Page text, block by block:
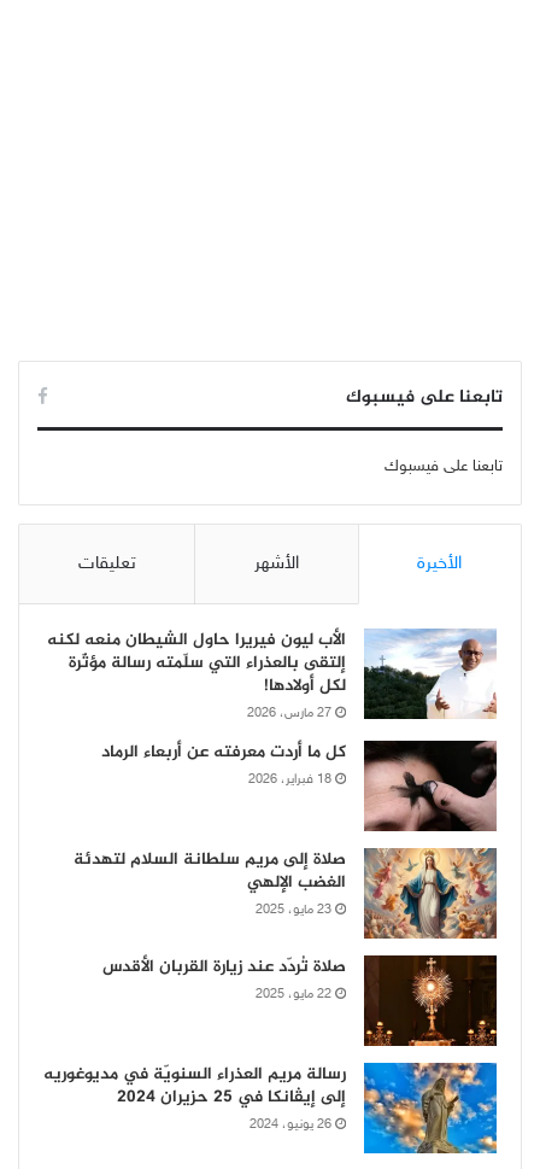
تابعنا على فيسبوك
تابعنا على فيسبوك
الأخيرة الأشهر تعليقات
الأب ليون فيريرا حاول الشيطان منعه لكنه
إلتقى بالعذراء التي سلّمته رسالة مؤثّرة
لكل أولادها!
27 مارس، 2026
كل ما أردت معرفته عن أربعاء الرماد
18 فبراير، 2026
صلاة إلى مريم سلطانة السلام لتهدئة
الغضب الإلهي
23 مايو، 2025
صلاة تُردّد عند زيارة القربان الأقدس
22 مايو، 2025
رسالة مريم العذراء السنويّة في مديوغوريه
إلى إيڤانكا في 25 حزيران 2024
26 يونيو، 2024